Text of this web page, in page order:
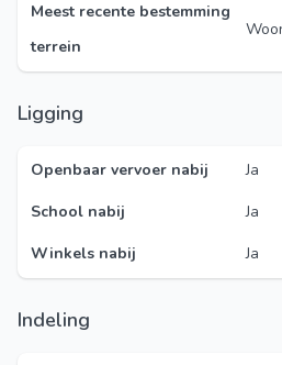
Meest recente bestemming
terrein
Ligging
Openbaar vervoer nabij
Ja
School nabij
Ja
Winkels nabij
Ja
Indeling